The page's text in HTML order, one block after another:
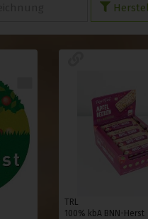
TRL
100% kbA BNN-Herst